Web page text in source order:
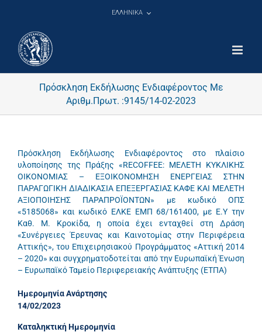
ΕΛΛΗΝΙΚΑ
Πρόσκληση Εκδήλωσης Ενδιαφέροντος Με
Αριθμ.Πρωτ. :9145/14-02-2023
Πρόσκληση Εκδήλωσης Ενδιαφέροντος στο πλαίσιο
υλοποίησης της Πράξης «RECOFFEE: ΜΕΛΕΤΗ ΚΥΚΛΙΚΗΣ
ΟΙΚΟΝΟΜΙΑΣ – ΕΞΟΙΚΟΝΟΜΗΣΗ ΕΝΕΡΓΕΙΑΣ ΣΤΗΝ
ΠΑΡΑΓΩΓΙΚΗ ΔΙΑΔΙΚΑΣΙΑ ΕΠΕΞΕΡΓΑΣΙΑΣ ΚΑΦΕ ΚΑΙ ΜΕΛΕΤΗ
ΑΞΙΟΠΟΙΗΣΗΣ ΠΑΡΑΠΡΟΪΟΝΤΩΝ» με κωδικό ΟΠΣ
«5185068» και κωδικό ΕΛΚΕ ΕΜΠ 68/161400, με Ε.Υ την
Καθ. Μ. Κροκίδα, η οποία έχει ενταχθεί στη Δράση
«Συνέργειες Έρευνας και Καινοτομίας στην Περιφέρεια
Αττικής», του Επιχειρησιακού Προγράμματος «Αττική 2014
– 2020» και συγχρηματοδοτείται από την Ευρωπαϊκή Ένωση
– Ευρωπαϊκό Ταμείο Περιφερειακής Ανάπτυξης (ΕΤΠΑ)
Ημερομηνία Ανάρτησης
14/02/2023
Καταληκτική Ημερομηνία